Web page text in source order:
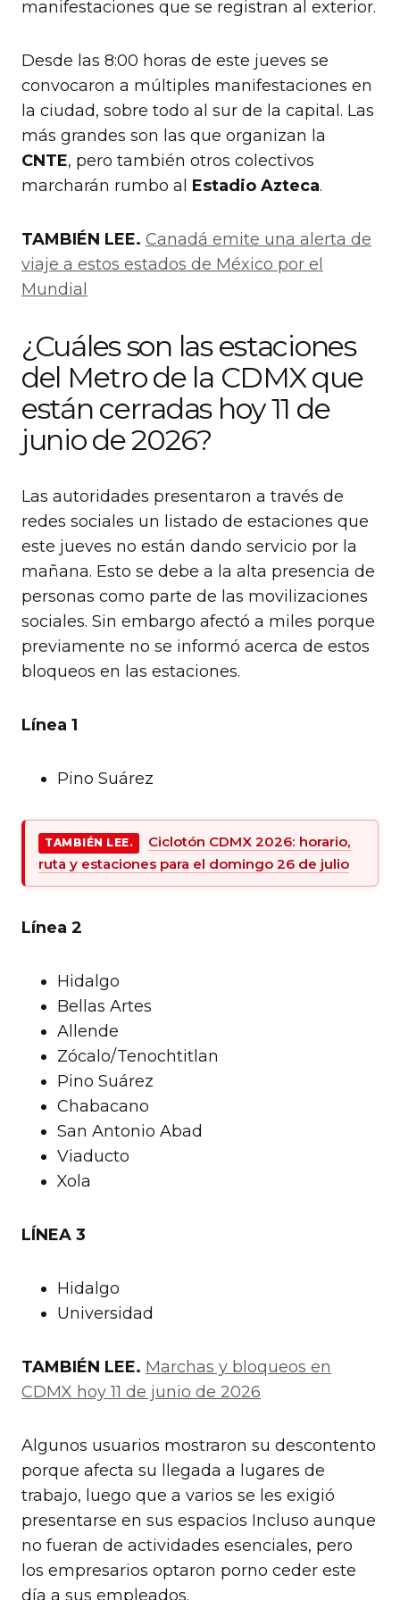
manifestaciones que se registran al exterior.
Desde las 8:00 horas de este jueves se
convocaron a múltiples manifestaciones en
la ciudad, sobre todo al sur de la capital. Las
más grandes son las que organizan la
CNTE, pero también otros colectivos
marcharán rumbo al Estadio Azteca.
TAMBIÉN LEE. Canadá emite una alerta de
viaje a estos estados de México por el
Mundial
¿Cuáles son las estaciones
del Metro de la CDMX que
están cerradas hoy 11 de
junio de 2026?
Las autoridades presentaron a través de
redes sociales un listado de estaciones que
este jueves no están dando servicio por la
mañana. Esto se debe a la alta presencia de
personas como parte de las movilizaciones
sociales. Sin embargo afectó a miles porque
previamente no se informó acerca de estos
bloqueos en las estaciones.
Línea 1
Pino Suárez
TAMBIÉN LEE.
Ciclotón CDMX 2026: horario,
ruta y estaciones para el domingo 26 de julio
Línea 2
Hidalgo
Bellas Artes
Allende
Zócalo/Tenochtitlan
Pino Suárez
Chabacano
San Antonio Abad
Viaducto
Xola
LÍNEA 3
Hidalgo
Universidad
TAMBIÉN LEE. Marchas y bloqueos en
CDMX hoy 11 de junio de 2026
Algunos usuarios mostraron su descontento
porque afecta su llegada a lugares de
trabajo, luego que a varios se les exigió
presentarse en sus espacios Incluso aunque
no fueran de actividades esenciales, pero
los empresarios optaron porno ceder este
día a sus empleados.